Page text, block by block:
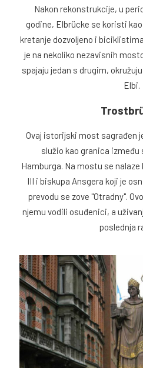
Nakon rekonstrukcije, u
godine, Elbrücke se koristi
kretanje dozvoljeno i
je na nekoliko nezavisnih
spajaju jedan s drugim,
Elbi.
Ovaj istorijski most sagrađen
služio kao granica
Hamburga. Na mostu se
III i biskupa Ansgera koji je
prevodu se zove "Otradny".
njemu vodili osuđenici, a
poslednja